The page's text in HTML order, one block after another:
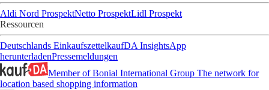
Aldi Nord ProspektNetto ProspektLidl Prospekt
Ressourcen
Deutschlands EinkaufszettelkaufDA InsightsApp
herunterladenPressemeldungen
Member of Bonial International Group The network for
location based shopping information